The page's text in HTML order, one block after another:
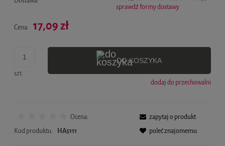
sprawdź formy dostawy
Cena: 17,09 zł
szt.
DO KOSZYKA
dodaj do przechowalni
Ocena:
Kod produktu:
HA5111
zapytaj o produkt
poleć znajomemu